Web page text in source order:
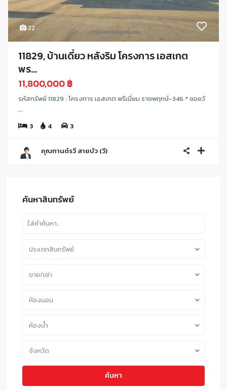
22
11829, บ้านเดี่ยว หลังริม โครงการ เอสเกต
พร...
11,800,000 ฿
รหัสทรัพย์ 11829 : โครงการ เอสเกต พรีเมี่ยม ราชพฤกษ์-346 * ซอยวั
...
3
4 3
คุณกานต์รวี สายบัว (วี)
ค้นหาสินทรัพย์
ประเภทสินทรัพย์
ขาย/เช่า
ห้องนอน
ห้องน้ำ
จังหวัด
ค้นหา